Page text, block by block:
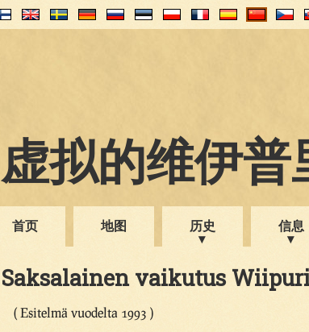
虚拟的维伊普
首页 地图 历史 信息
Saksalainen vaikutus
( Esitelmä vuodelta 1993 )